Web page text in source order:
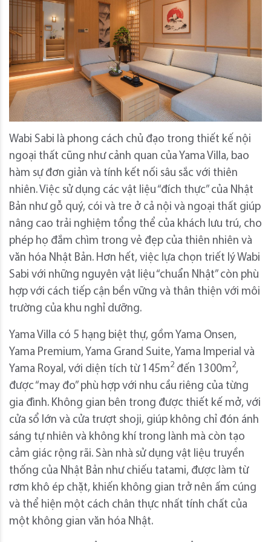
Wabi Sabi là phong cách chủ đạo trong thiết kế nội
ngoại thất cũng như cảnh quan của Yama Villa, bao
hàm sự đơn giản và tính kết nối sâu sắc với thiên
nhiên. Việc sử dụng các vật liệu “đích thực” của Nhật
Bản như gỗ quý, cói và tre ở cả nội và ngoại thất giúp
nâng cao trải nghiệm tổng thể của khách lưu trú, cho
phép họ đắm chìm trong vẻ đẹp của thiên nhiên và
văn hóa Nhật Bản. Hơn hết, việc lựa chọn triết lý Wabi
Sabi với những nguyên vật liệu “chuẩn Nhật” còn phù
hợp với cách tiếp cận bền vững và thân thiện với môi
trường của khu nghỉ dưỡng.
Yama Villa có 5 hạng biệt thự, gồm Yama Onsen,
Yama Premium, Yama Grand Suite, Yama Imperial và
Yama Royal, với diện tích từ 145m2 đến 1300m2,
được “may đo” phù hợp với nhu cầu riêng của từng
gia đình. Không gian bên trong được thiết kế mở, với
cửa sổ lớn và cửa trượt shoji, giúp không chỉ đón ánh
sáng tự nhiên và không khí trong lành mà còn tạo
cảm giác rộng rãi. Sàn nhà sử dụng vật liệu truyền
thống của Nhật Bản như chiếu tatami, được làm từ
rơm khô ép chặt, khiến không gian trở nên ấm cúng
và thể hiện một cách chân thực nhất tính chất của
một không gian văn hóa Nhật.